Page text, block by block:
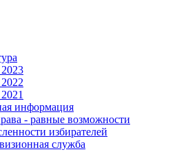
информация
- равные возможности
избирателей
служба